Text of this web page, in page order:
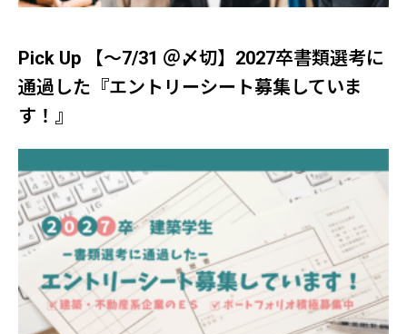
Pick Up 【～7/31 ＠〆切】2027卒書類選考に
通過した『エントリーシート募集していま
す！』